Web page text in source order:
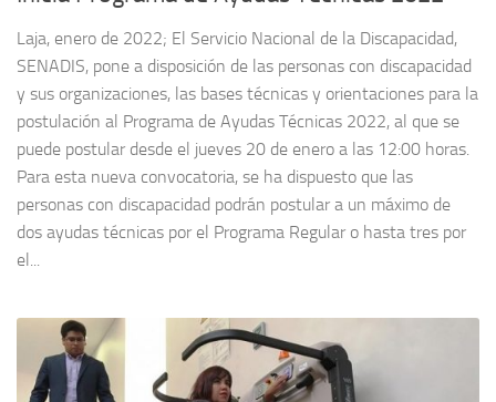
Laja, enero de 2022; El Servicio Nacional de la Discapacidad,
SENADIS, pone a disposición de las personas con discapacidad
y sus organizaciones, las bases técnicas y orientaciones para la
postulación al Programa de Ayudas Técnicas 2022, al que se
puede postular desde el jueves 20 de enero a las 12:00 horas.
Para esta nueva convocatoria, se ha dispuesto que las
personas con discapacidad podrán postular a un máximo de
dos ayudas técnicas por el Programa Regular o hasta tres por
el...